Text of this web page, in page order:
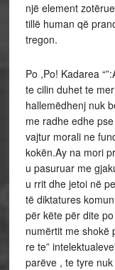
një element
tillë human që
tregon.
Po ,Po! Kadarea
te cilin duhet te
hallemëdhenj nuk
me radhe edhe
vajtur morali ne
kokën.Ay na mori
u pasuruar me
u rrit dhe jetoi në
të diktatures
për këte për dite
numërtit me shokë
re te”
parëve , te tyre